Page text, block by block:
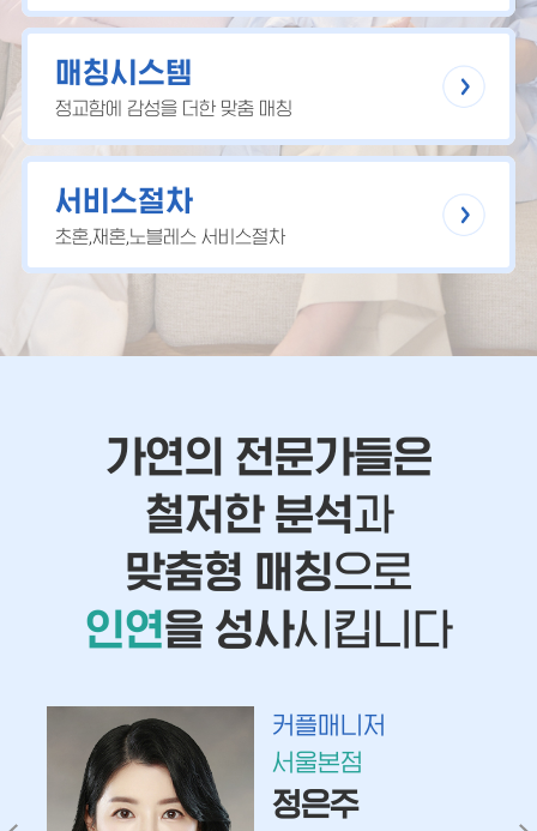
매칭시스템
정교함에 감성을 더한 맞춤 매칭
서비스절차
초혼,재혼,노블레스 서비스절차
가연의 전문가들은
철저한 분석과
맞춤형 매칭으로
인연을 성사시킵니다
커플매니저
서울본점
박정은